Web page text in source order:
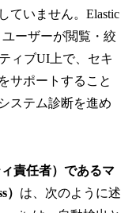
ていません。Elastic
ーザーが閲覧・絞
ィブUI上で、セキ
サポートすること
ステム診断を進め
責任者）であるマ
は、次のように述